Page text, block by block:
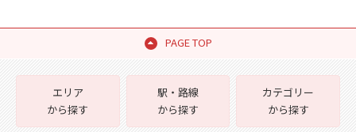
PAGE TOP
エリア
から探す
駅・路線
から探す
カテゴリー
から探す